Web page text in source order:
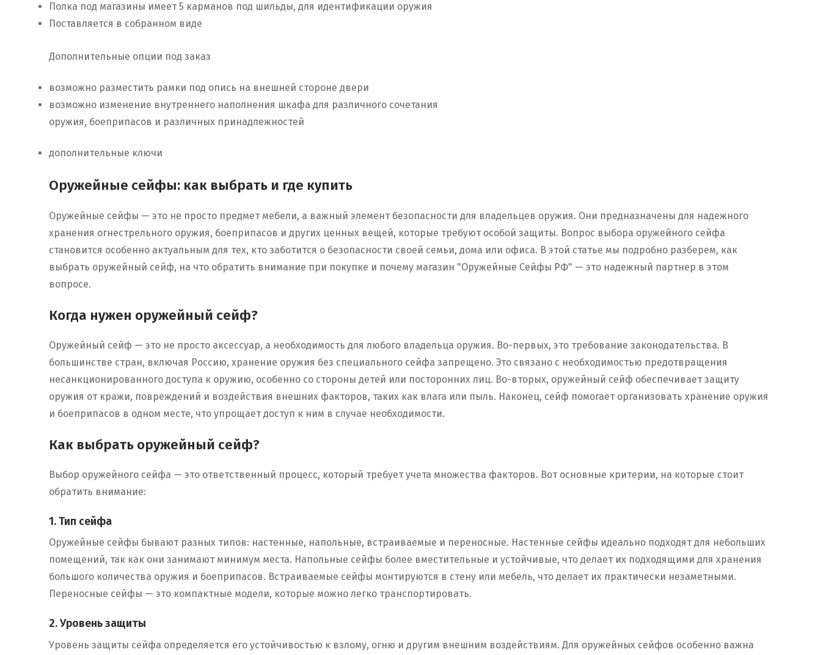
Полка под магазины имеет 5 карманов под шильды, для идентификации оружия
Поставляется в собранном виде
Дополнительные опции под заказ
возможно разместить рамки под опись на внешней стороне двери
возможно изменение внутреннего наполнения шкафа для различного сочетания
оружия, боеприпасов и различных принадлежностей
дополнительные ключи
Оружейные сейфы: как выбрать и где купить
Оружейные сейфы — это не просто предмет мебели, а важный элемент безопасности для владельцев оружия. Они предназначены для надежного
хранения огнестрельного оружия, боеприпасов и других ценных вещей, которые требуют особой защиты. Вопрос выбора оружейного сейфа
становится особенно актуальным для тех, кто заботится о безопасности своей семьи, дома или офиса. В этой статье мы подробно разберем, как
выбрать оружейный сейф, на что обратить внимание при покупке и почему магазин "Оружейные Сейфы РФ" — это надежный партнер в этом
вопросе.
Когда нужен оружейный сейф?
Оружейный сейф — это не просто аксессуар, а необходимость для любого владельца оружия. Во-первых, это требование законодательства. В
большинстве стран, включая Россию, хранение оружия без специального сейфа запрещено. Это связано с необходимостью предотвращения
несанкционированного доступа к оружию, особенно со стороны детей или посторонних лиц. Во-вторых, оружейный сейф обеспечивает защиту
оружия от кражи, повреждений и воздействия внешних факторов, таких как влага или пыль. Наконец, сейф помогает организовать хранение оружия
и боеприпасов в одном месте, что упрощает доступ к ним в случае необходимости.
Как выбрать оружейный сейф?
Выбор оружейного сейфа — это ответственный процесс, который требует учета множества факторов. Вот основные критерии, на которые стоит
обратить внимание:
1. Тип сейфа
Оружейные сейфы бывают разных типов: настенные, напольные, встраиваемые и переносные. Настенные сейфы идеально подходят для небольших
помещений, так как они занимают минимум места. Напольные сейфы более вместительные и устойчивые, что делает их подходящими для хранения
большого количества оружия и боеприпасов. Встраиваемые сейфы монтируются в стену или мебель, что делает их практически незаметными.
Переносные сейфы — это компактные модели, которые можно легко транспортировать.
2. Уровень защиты
Уровень защиты сейфа определяется его устойчивостью к взлому, огню и другим внешним воздействиям. Для оружейных сейфов особенно важна